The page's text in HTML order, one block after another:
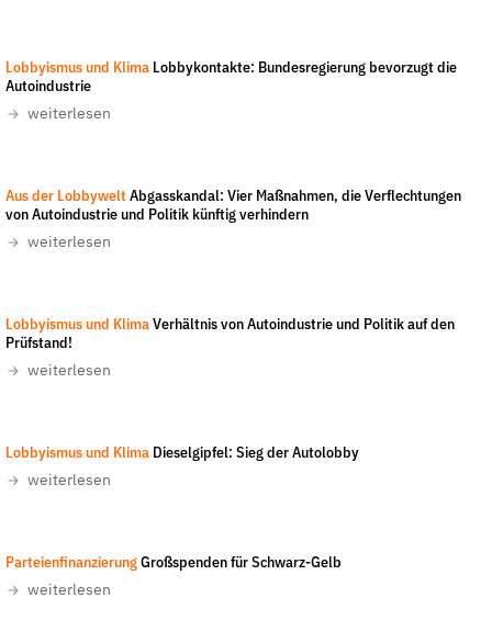
Spenden & Fördern
Fördermitglied werden
Geschenkspende
Presse
Newsletter
Impressum
Lobbyismus und Klima Lobbykontakte: Bundesregierung bevorzugt die
Autoindustrie
weiterlesen
Aus der Lobbywelt Abgasskandal: Vier Maßnahmen, die Verflechtungen
von Autoindustrie und Politik künftig verhindern
weiterlesen
Lobbyismus und Klima Verhältnis von Autoindustrie und Politik auf den
Prüfstand!
weiterlesen
Lobbyismus und Klima Dieselgipfel: Sieg der Autolobby
weiterlesen
Parteienfinanzierung Großspenden für Schwarz-Gelb
weiterlesen